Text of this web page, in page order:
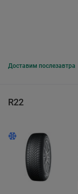
Доставим послезавтра
R22